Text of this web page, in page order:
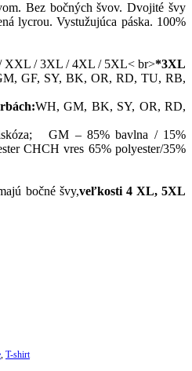
Bez bočných švov. Dvojité švy
lycrou. Vystužujúca páska. 100%
XXL / 3XL / 4XL / 5XL< br>*3XL
GF, SY, BK, OR, RD, TU, RB,
WH, GM, BK, SY, OR, RD,
GM – 85% bavlna / 15%
CHCH vres 65% polyester/35%
bočné švy,veľkosti 4 XL, 5XL
, T-shirt